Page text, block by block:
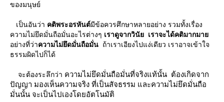
ของมนุษย์
เป็นอันว่า คติพระอรหันต์มีข้อควรศึกษาหลายอย่าง รวมทั้งเรื่อง
ความไม่ยึดมั่นถือมั่นอะไรต่างๆ เราดูจากวินัย เราจะได้คติมากมา
อย่างที่ว่าความไม่ยึดมั่นถือมั่น ถ้าเราเอียงไปแง่เดียว เราอาจเข้าใจ
ธรรมผิดไปก็ได้
จะต้องระลึกว่า ความไม่ยึดมั่นถือมั่นที่จริงแท้นั้น ต้องเกิดจาก
ปัญญา มองเห็นความจริง ที่เป็นสัจธรรม และความไม่ยึดมั่นถือ
มั่นนั้น จะเป็นไปเองโดยอัตโนมัติ